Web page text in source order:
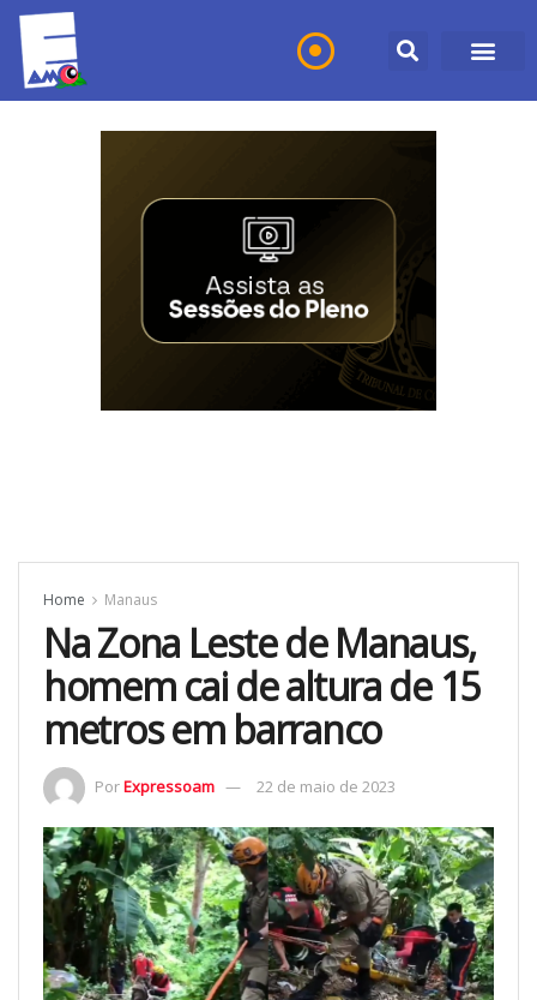
Home Manaus
Na Zona Leste de Manaus,
homem cai de altura de 15
metros em barranco
PorExpressoam 22 de maio de 2023